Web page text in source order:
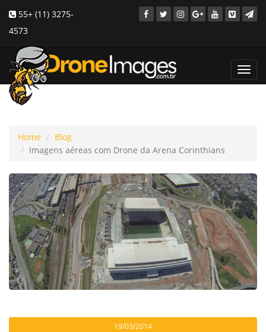
55+ (11) 3275-
4573
Home
Blog
Imagens aéreas com Drone da Arena Corinthians
19/03/2014